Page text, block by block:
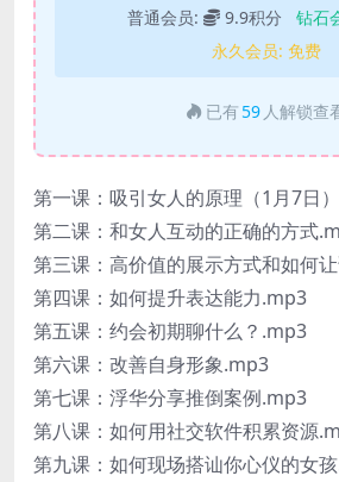
普通会员: 9.9积分 钻石
永久会员: 免费
已有 59 人解锁查
第一课：吸引女人的原理（1月7日
第二课：和女人互动的正确的方式
第三课：高价值的展示方式和如何
第四课：如何提升表达能力.mp3
第五课：约会初期聊什么？.mp3
第六课：改善自身形象.mp3
第七课：浮华分享推倒案例.mp3
第八课：如何用社交软件积累资源
第九课：如何现场搭讪你心仪的女